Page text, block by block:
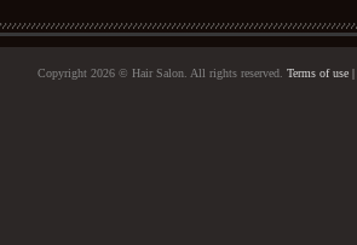
Copyright 2026 © Hair Salon. All rights reserved. Terms of use |